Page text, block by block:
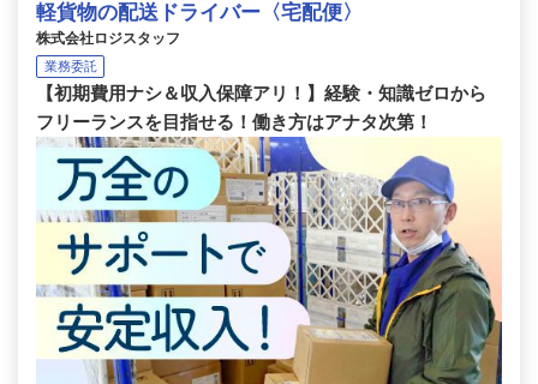
軽貨物の配送ドライバー〈宅配便〉
株式会社ロジスタッフ
業務委託
【初期費用ナシ＆収入保障アリ！】経験・知識ゼロから
フリーランスを目指せる！働き方はアナタ次第！